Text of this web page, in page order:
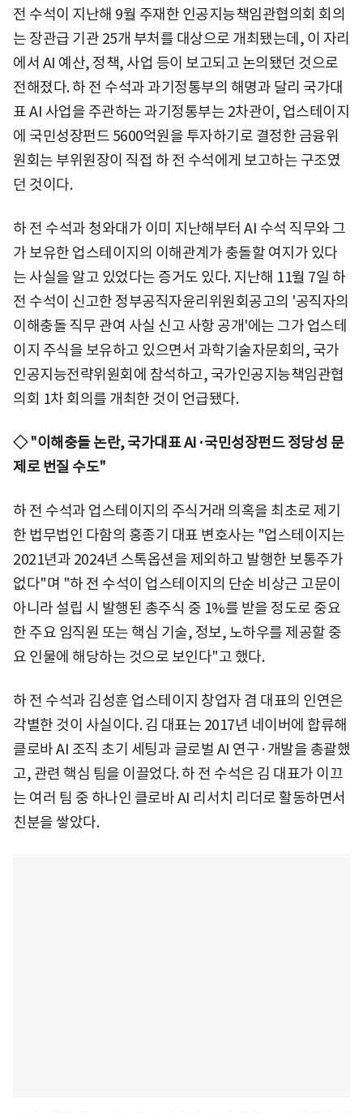
전 수석이 지난해 9월 주재한 인공지능책임관협의회 회의
는 장관급 기관 25개 부처를 대상으로 개최됐는데, 이 자리
에서 AI 예산, 정책, 사업 등이 보고되고 논의됐던 것으로
전해졌다. 하 전 수석과 과기정통부의 해명과 달리 국가대
표 AI 사업을 주관하는 과기정통부는 2차관이, 업스테이지
에 국민성장펀드 5600억원을 투자하기로 결정한 금융위
원회는 부위원장이 직접 하 전 수석에게 보고하는 구조였
던 것이다.
하 전 수석과 청와대가 이미 지난해부터 AI 수석 직무와 그
가 보유한 업스테이지의 이해관계가 충돌할 여지가 있다
는 사실을 알고 있었다는 증거도 있다. 지난해 11월 7일 하
전 수석이 신고한 정부공직자윤리위원회공고의 '공직자의
이해충돌 직무 관여 사실 신고 사항 공개'에는 그가 업스테
이지 주식을 보유하고 있으면서 과학기술자문회의, 국가
인공지능전략위원회에 참석하고, 국가인공지능책임관협
의회 1차 회의를 개최한 것이 언급됐다.
◇ "이해충돌 논란, 국가대표 AI·국민성장펀드 정당성 문
제로 번질 수도"
하 전 수석과 업스테이지의 주식거래 의혹을 최초로 제기
한 법무법인 다함의 홍종기 대표 변호사는 "업스테이지는
2021년과 2024년 스톡옵션을 제외하고 발행한 보통주가
없다"며 "하 전 수석이 업스테이지의 단순 비상근 고문이
아니라 설립 시 발행된 총주식 중 1%를 받을 정도로 중요
한 주요 임직원 또는 핵심 기술, 정보, 노하우를 제공할 중
요 인물에 해당하는 것으로 보인다"고 했다.
하 전 수석과 김성훈 업스테이지 창업자 겸 대표의 인연은
각별한 것이 사실이다. 김 대표는 2017년 네이버에 합류해
클로바 AI 조직 초기 세팅과 글로벌 AI 연구·개발을 총괄했
고, 관련 핵심 팀을 이끌었다. 하 전 수석은 김 대표가 이끄
는 여러 팀 중 하나인 클로바 AI 리서치 리더로 활동하면서
친분을 쌓았다.